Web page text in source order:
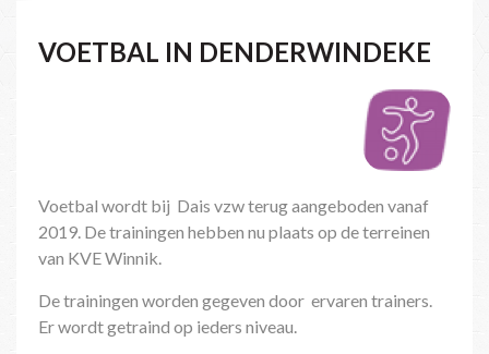
VOETBAL IN DENDERWINDEKE
Voetbal wordt bij Dais vzw terug aangeboden vanaf
2019. De trainingen hebben nu plaats op de terreinen
van KVE Winnik.
De trainingen worden gegeven door ervaren trainers.
Er wordt getraind op ieders niveau.